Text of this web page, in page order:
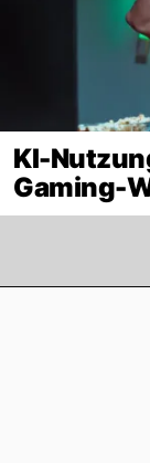
KI-
Gaming-